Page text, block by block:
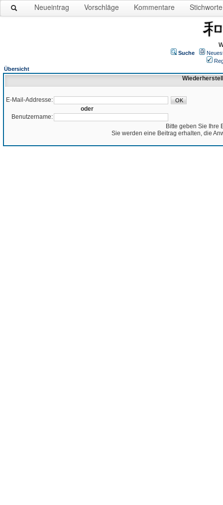
Neueintrag Vorschläge Kommentare Stichworte
Suche
Übersicht
E-Mail-Addresse:
oder
Benutzername:
Bitte geben Sie Ihre
Sie werden eine Beitrag erhalten, die